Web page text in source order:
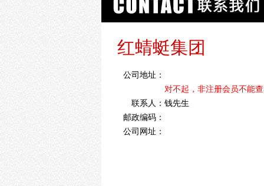
红蜻蜓集团
公司地址：
对不起，非注册会员不能
联系人： 钱先生
邮政编码：
公司网址：